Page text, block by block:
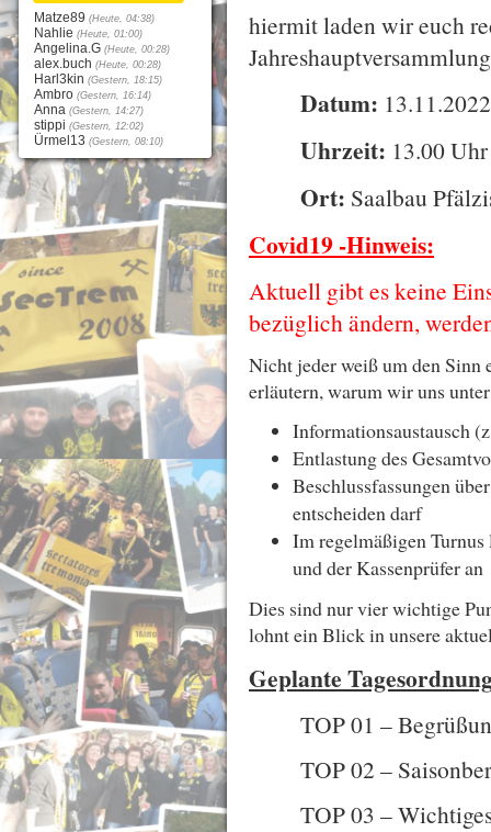
Matze89 (Heute, 04:38)
Nahlie (Heute, 01:00)
Angelina.G (Heute, 00:28)
alex.buch (Heute, 00:28)
Harl3kin (Gestern, 18:15)
Ambro (Gestern, 16:14)
Anna (Gestern, 14:27)
stippi (Gestern, 12:02)
Ürmel13 (Gestern, 08:10)
hiermit laden wir euch
Datum: 13.11.2022
Uhrzeit: 13.00 Uhr
Ort: Saalbau
Covid19 -Hinweis:
Aktuell gibt es keine
bezüglich ändern,
Nicht jeder weiß um den Sinn
erläutern, warum wir uns
Informationsaustausch
Entlastung des
Beschlussfassungen
entscheiden darf
Im regelmäßigen Turnus
und der Kassenprüfer an
Dies sind nur vier wichtige
lohnt ein Blick in unsere
Geplante
TOP 01 –
TOP 02 –
TOP 03 –